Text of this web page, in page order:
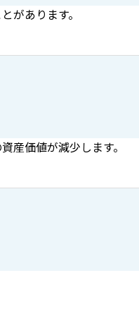
があります。
産価値が減少します。